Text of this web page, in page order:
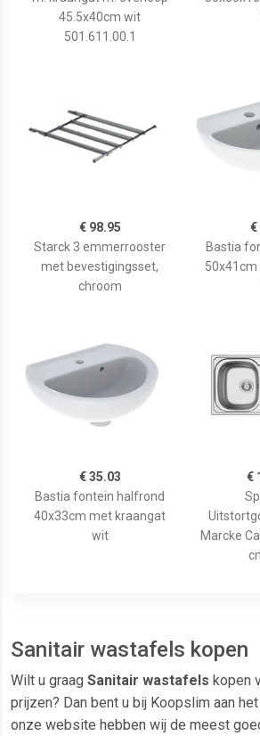
45.5x40cm wit
501.611.00.1
€ 98.95
Starck 3 emmerrooster
met bevestigingsset,
chroom
€
Bastia
€ 35.03
Bastia fontein halfrond
40x33cm met kraangat
wit
€
Marcke
Sanitair wastafels kopen
Wilt u graag Sanitair wastafels kopen
prijzen? Dan bent u bij Koopslim aan
onze website hebben wij de meest